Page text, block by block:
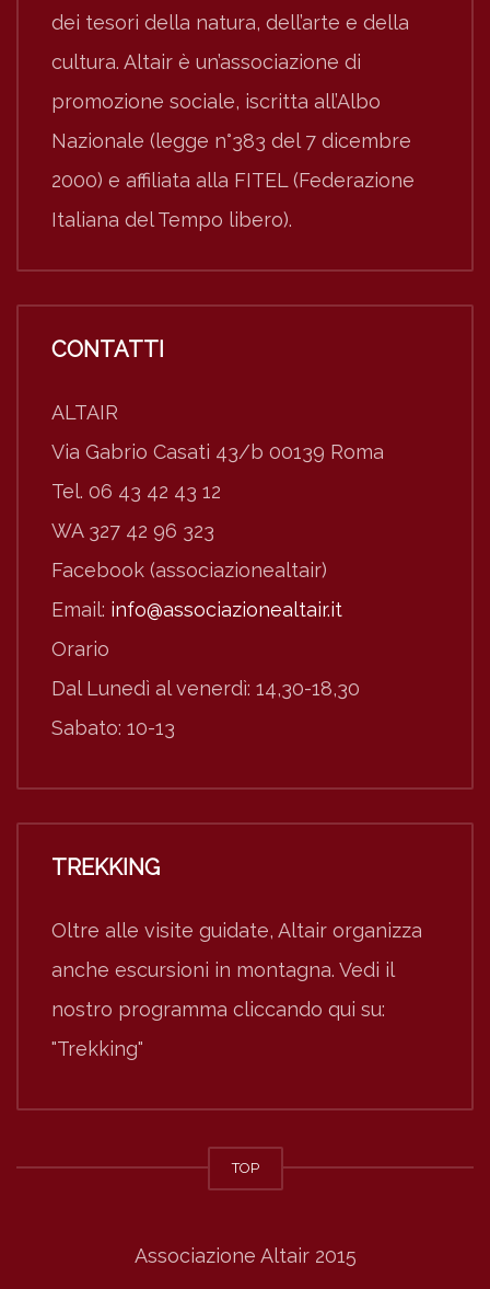
dei tesori della natura, dell’arte e della
cultura. Altair è un’associazione di
promozione sociale, iscritta all’Albo
Nazionale (legge n°383 del 7 dicembre
2000) e affiliata alla FITEL (Federazione
Italiana del Tempo libero).
CONTATTI
ALTAIR
Via Gabrio Casati 43/b 00139 Roma
Tel. 06 43 42 43 12
WA 327 42 96 323
Facebook (associazionealtair)
Email: info@associazionealtair.it
Orario
Dal Lunedì al venerdì: 14,30-18,30
Sabato: 10-13
TREKKING
Oltre alle visite guidate, Altair organizza
anche escursioni in montagna. Vedi il
nostro programma cliccando qui su:
"Trekking"
TOP
Associazione Altair 2015